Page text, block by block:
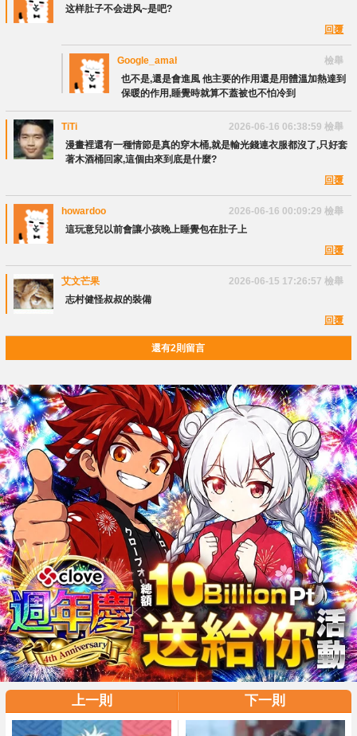
这样肚子不会进风~是吧?
回覆
Google_amaha54
檢舉
也不是,還是會進風 他主要的作用還是用體溫加熱達到
保暖的作用,睡覺時就算不蓋被也不怕冷到
TiTi 2026-06-16 06:38:59 檢舉
漫畫裡還有一種情節是真的穿木桶,就是輸光錢連衣服都沒了,只好套
著木酒桶回家,這個由來到底是什麼?
回覆
howardoo 2026-06-16 00:09:29 檢舉
這玩意兒以前會讓小孩晚上睡覺包在肚子上
回覆
艾文芒果 2026-06-15 17:26:57 檢舉
志村健怪叔叔的裝備
回覆
還有2則留言
上一則 下一則